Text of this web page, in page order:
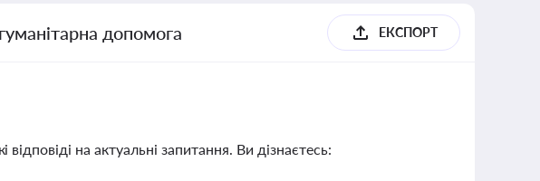
допомога ЕКСПОРТ
на актуальні запитання. Ви дізнаєтесь: